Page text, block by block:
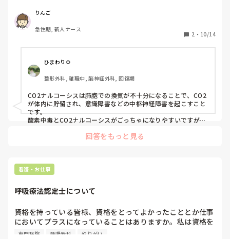
振り返っていた時に、鼻カニュレの場合もリスク高くなるっ
け?となりまして。
りんご
急性期, 新人ナース
2 ・ 10/14
ひまわり🌻
整形外科, 離職中, 脳神経外科, 回復期
CO2ナルコーシスは肺胞での換気が不十分になることで、CO2
が体内に貯留され、意識障害などの中枢神経障害を起こすこと
です。
酸素中毒とCO2ナルコーシスがごっちゃになりやすいですが、
る際にもCO2ナルコーシスは起こり得ますよ。
回答をもっと見る
看護・お仕事
呼吸療法認定士について
資格を持っている皆様、資格をとってよかったこととか仕事
においてプラスになっていることはありますか。私は資格を
とった後で整形外科に転職しているので、全くといっていい
専門病院 呼吸器科 やりがい